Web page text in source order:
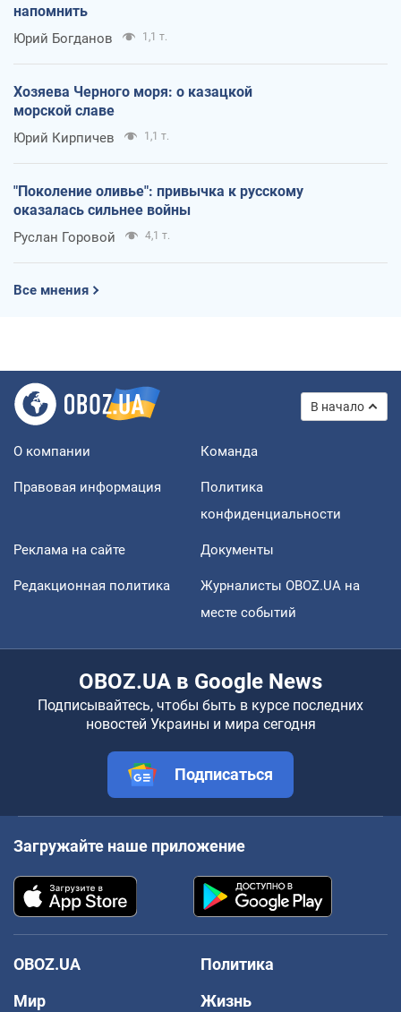
напомнить
Юрий Богданов 1,1 т.
Хозяева Черного моря: о казацкой
морской славе
Юрий Кирпичев 1,1 т.
"Поколение оливье": привычка к русскому
оказалась сильнее войны
Руслан Горовой 4,1 т.
Все мнения
В начало
О компании Команда
Правовая информация
Политика
конфиденциальности
Реклама на сайте Документы
Редакционная политика
Журналисты OBOZ.UA на
месте событий
OBOZ.UA в Google News
Подписывайтесь, чтобы быть в курсе последних
новостей Украины и мира сегодня
Подписаться
Загружайте наше приложение
OBOZ.UA
Политика
Мир
Жизнь